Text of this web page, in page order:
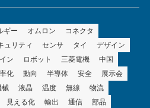
ギー オムロン
コネクタ
ュリティ センサ タイ
デザイン
ン ロボット 三菱電機
中国
化 動向 半導体 安全
展示会
械 液晶 温度 無線
物流
見える化 輸出 通信 部品